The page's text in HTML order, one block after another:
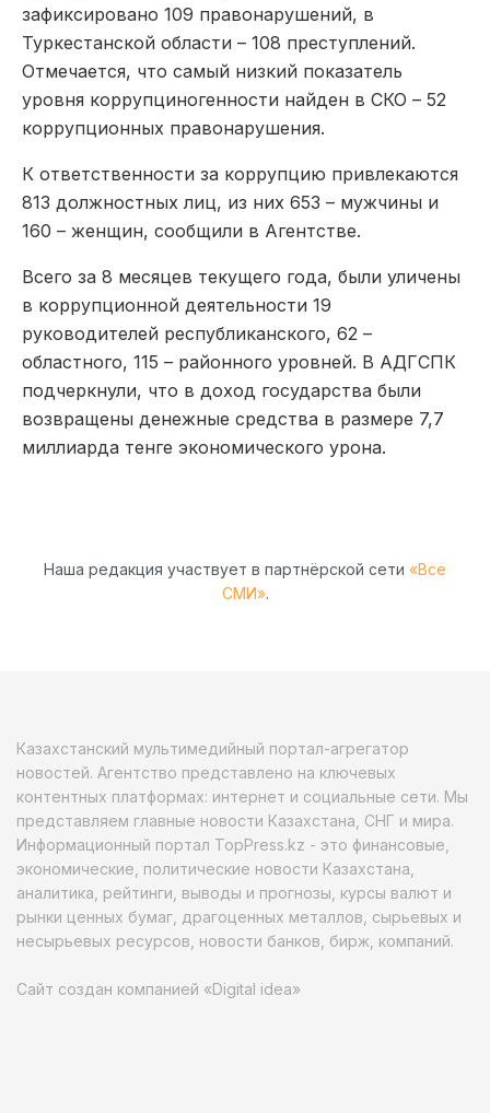
зафиксировано 109 правонарушений, в
Туркестанской области – 108 преступлений.
Отмечается, что самый низкий показатель
уровня коррупциногенности найден в СКО – 52
коррупционных правонарушения.
К ответственности за коррупцию привлекаются
813 должностных лиц, из них 653 – мужчины и
160 – женщин, сообщили в Агентстве.
Всего за 8 месяцев текущего года, были уличены
в коррупционной деятельности 19
руководителей республиканского, 62 –
областного, 115 – районного уровней. В АДГСПК
подчеркнули, что в доход государства были
возвращены денежные средства в размере 7,7
миллиарда тенге экономического урона.
Наша редакция участвует в партнёрской сети «Все
СМИ».
Казахстанский мультимедийный портал-агрегатор
новостей. Агентство представлено на ключевых
контентных платформах: интернет и социальные сети. Мы
представляем главные новости Казахстана, СНГ и мира.
Информационный портал TopPress.kz - это финансовые,
экономические, политические новости Казахстана,
аналитика, рейтинги, выводы и прогнозы, курсы валют и
рынки ценных бумаг, драгоценных металлов, сырьевых и
несырьевых ресурсов, новости банков, бирж, компаний.
Сайт создан компанией «Digital idea»